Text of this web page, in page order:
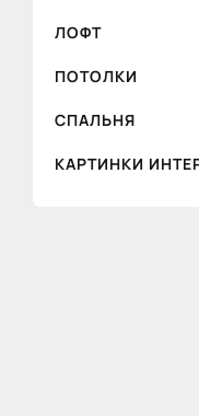
ЛОФТ
ПОТОЛКИ
СПАЛЬНЯ
КАРТИНКИ